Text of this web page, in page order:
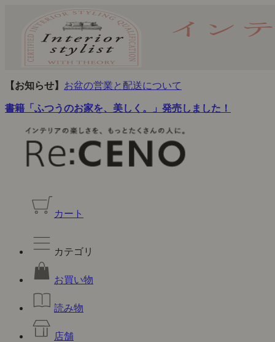
【お知らせ】 お盆の営業と配送について
書籍「ふつうのお家を、美しく。」発売しました！
カート
カテゴリ
お買い物
読み物
店舗